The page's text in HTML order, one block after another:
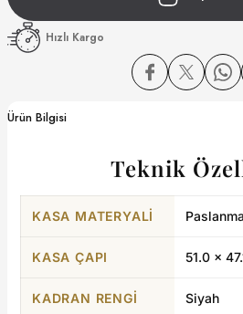
Hızlı Kargo
Ürün Bilgisi
Teknik
KASA MATERYALI
KASA ÇAPI 51.0 ×
KADRAN RENGI Siyah